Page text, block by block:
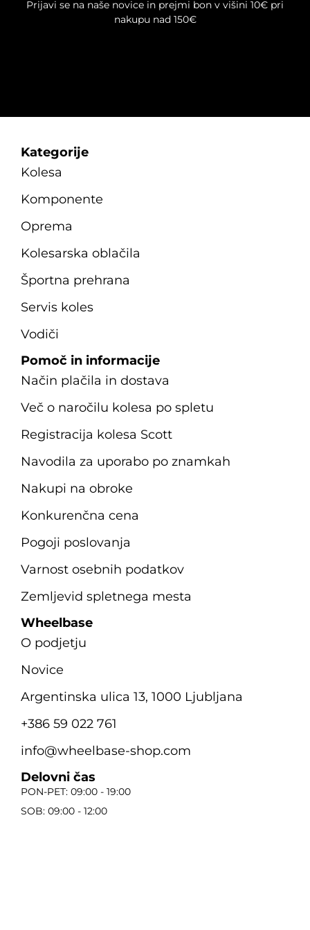
Prijavi se na naše novice in prejmi bon v višini 10€ pri
nakupu nad 150€
Kategorije
Kolesa
Komponente
Oprema
Kolesarska oblačila
Športna prehrana
Servis koles
Vodiči
Pomoč in informacije
Način plačila in dostava
Več o naročilu kolesa po spletu
Registracija kolesa Scott
Navodila za uporabo po znamkah
Nakupi na obroke
Konkurenčna cena
Pogoji poslovanja
Varnost osebnih podatkov
Zemljevid spletnega mesta
Wheelbase
O podjetju
Novice
Argentinska ulica 13, 1000 Ljubljana
+386 59 022 761
info@wheelbase-shop.com
Delovni čas
PON-PET: 09:00 - 19:00
SOB: 09:00 - 12:00